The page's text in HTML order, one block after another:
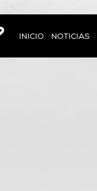
INICIO NOTICIAS